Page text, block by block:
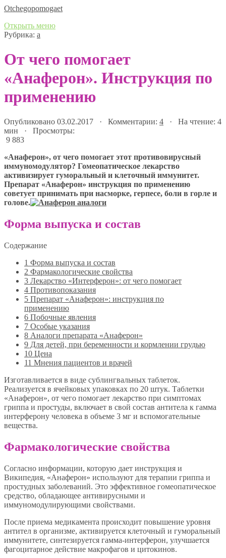
Оtchegopomogaet
Открыть меню
Рубрика: а
От чего помогает
«Анаферон». Инструкция по
применению
Опубликовано 03.02.2017 · Комментарии: 4 · На чтение: 4
мин · Просмотры:
9 883
«Анаферон», от чего помогает этот противовирусный
иммуномодулятор? Гомеопатическое лекарство
активизирует гуморальный и клеточный иммунитет.
Препарат «Анаферон» инструкция по применению
советует принимать при насморке, герпесе, боли в горле и
голове.
Форма выпуска и состав
Содержание
1 Форма выпуска и состав
2 Фармакологические свойства
3 Лекарство «Интерферон»: от чего помогает
4 Противопоказания
5 Препарат «Анаферон»: инструкция по
применению
6 Побочные явления
7 Особые указания
8 Аналоги препарата «Анаферон»
9 Для детей, при беременности и кормлении грудью
10 Цена
11 Мнения пациентов и врачей
Изготавливается в виде сублингвальных таблеток.
Реализуется в ячейковых упаковках по 20 штук. Таблетки
«Анаферон», от чего помогает лекарство при симптомах
гриппа и простуды, включает в свой состав антитела к гамма
интерферону человека в объеме 3 мг и вспомогательные
вещества.
Фармакологические свойства
Согласно информации, которую дает инструкция и
Википедия, «Анаферон» используют для терапии гриппа и
простудных заболеваний. Это эффективное гомеопатическое
средство, обладающее антивирусными и
иммуномодулирующими свойствами.
После приема медикамента происходит повышение уровня
антител в организме, активируется клеточный и гуморальный
иммунитете, синтезируется гамма-интерферон, улучшается
фагоцитарное действие макрофагов и цитокинов.